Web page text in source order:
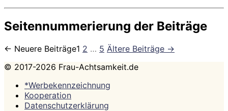
Seitennummerierung der Beiträge
← Neuere Beiträge1 2 … 5 Ältere Beiträge →
© 2017-2026 Frau-Achtsamkeit.de
*Werbekennzeichnung
Kooperation
Datenschutzerklärung